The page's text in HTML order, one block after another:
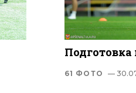
Подготовка
61 ФОТО —